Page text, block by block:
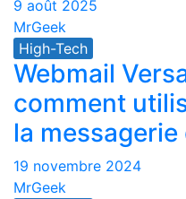
9 août 2025
MrGeek
High-Tech
Webmail
comment
la messagerie
19 novembre 2024
MrGeek